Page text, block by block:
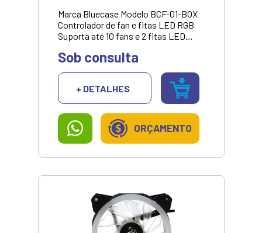
Marca Bluecase Modelo BCF-01-BOX
Controlador de fan e fitas LED RGB
Suporta até 10 fans e 2 fitas LED
iluminação e variação de cor
VALOR APRESENTADO SOMENTE
COM PIX/DINHEIRO
Sob consulta
+ DETALHES
ORÇAMENTO